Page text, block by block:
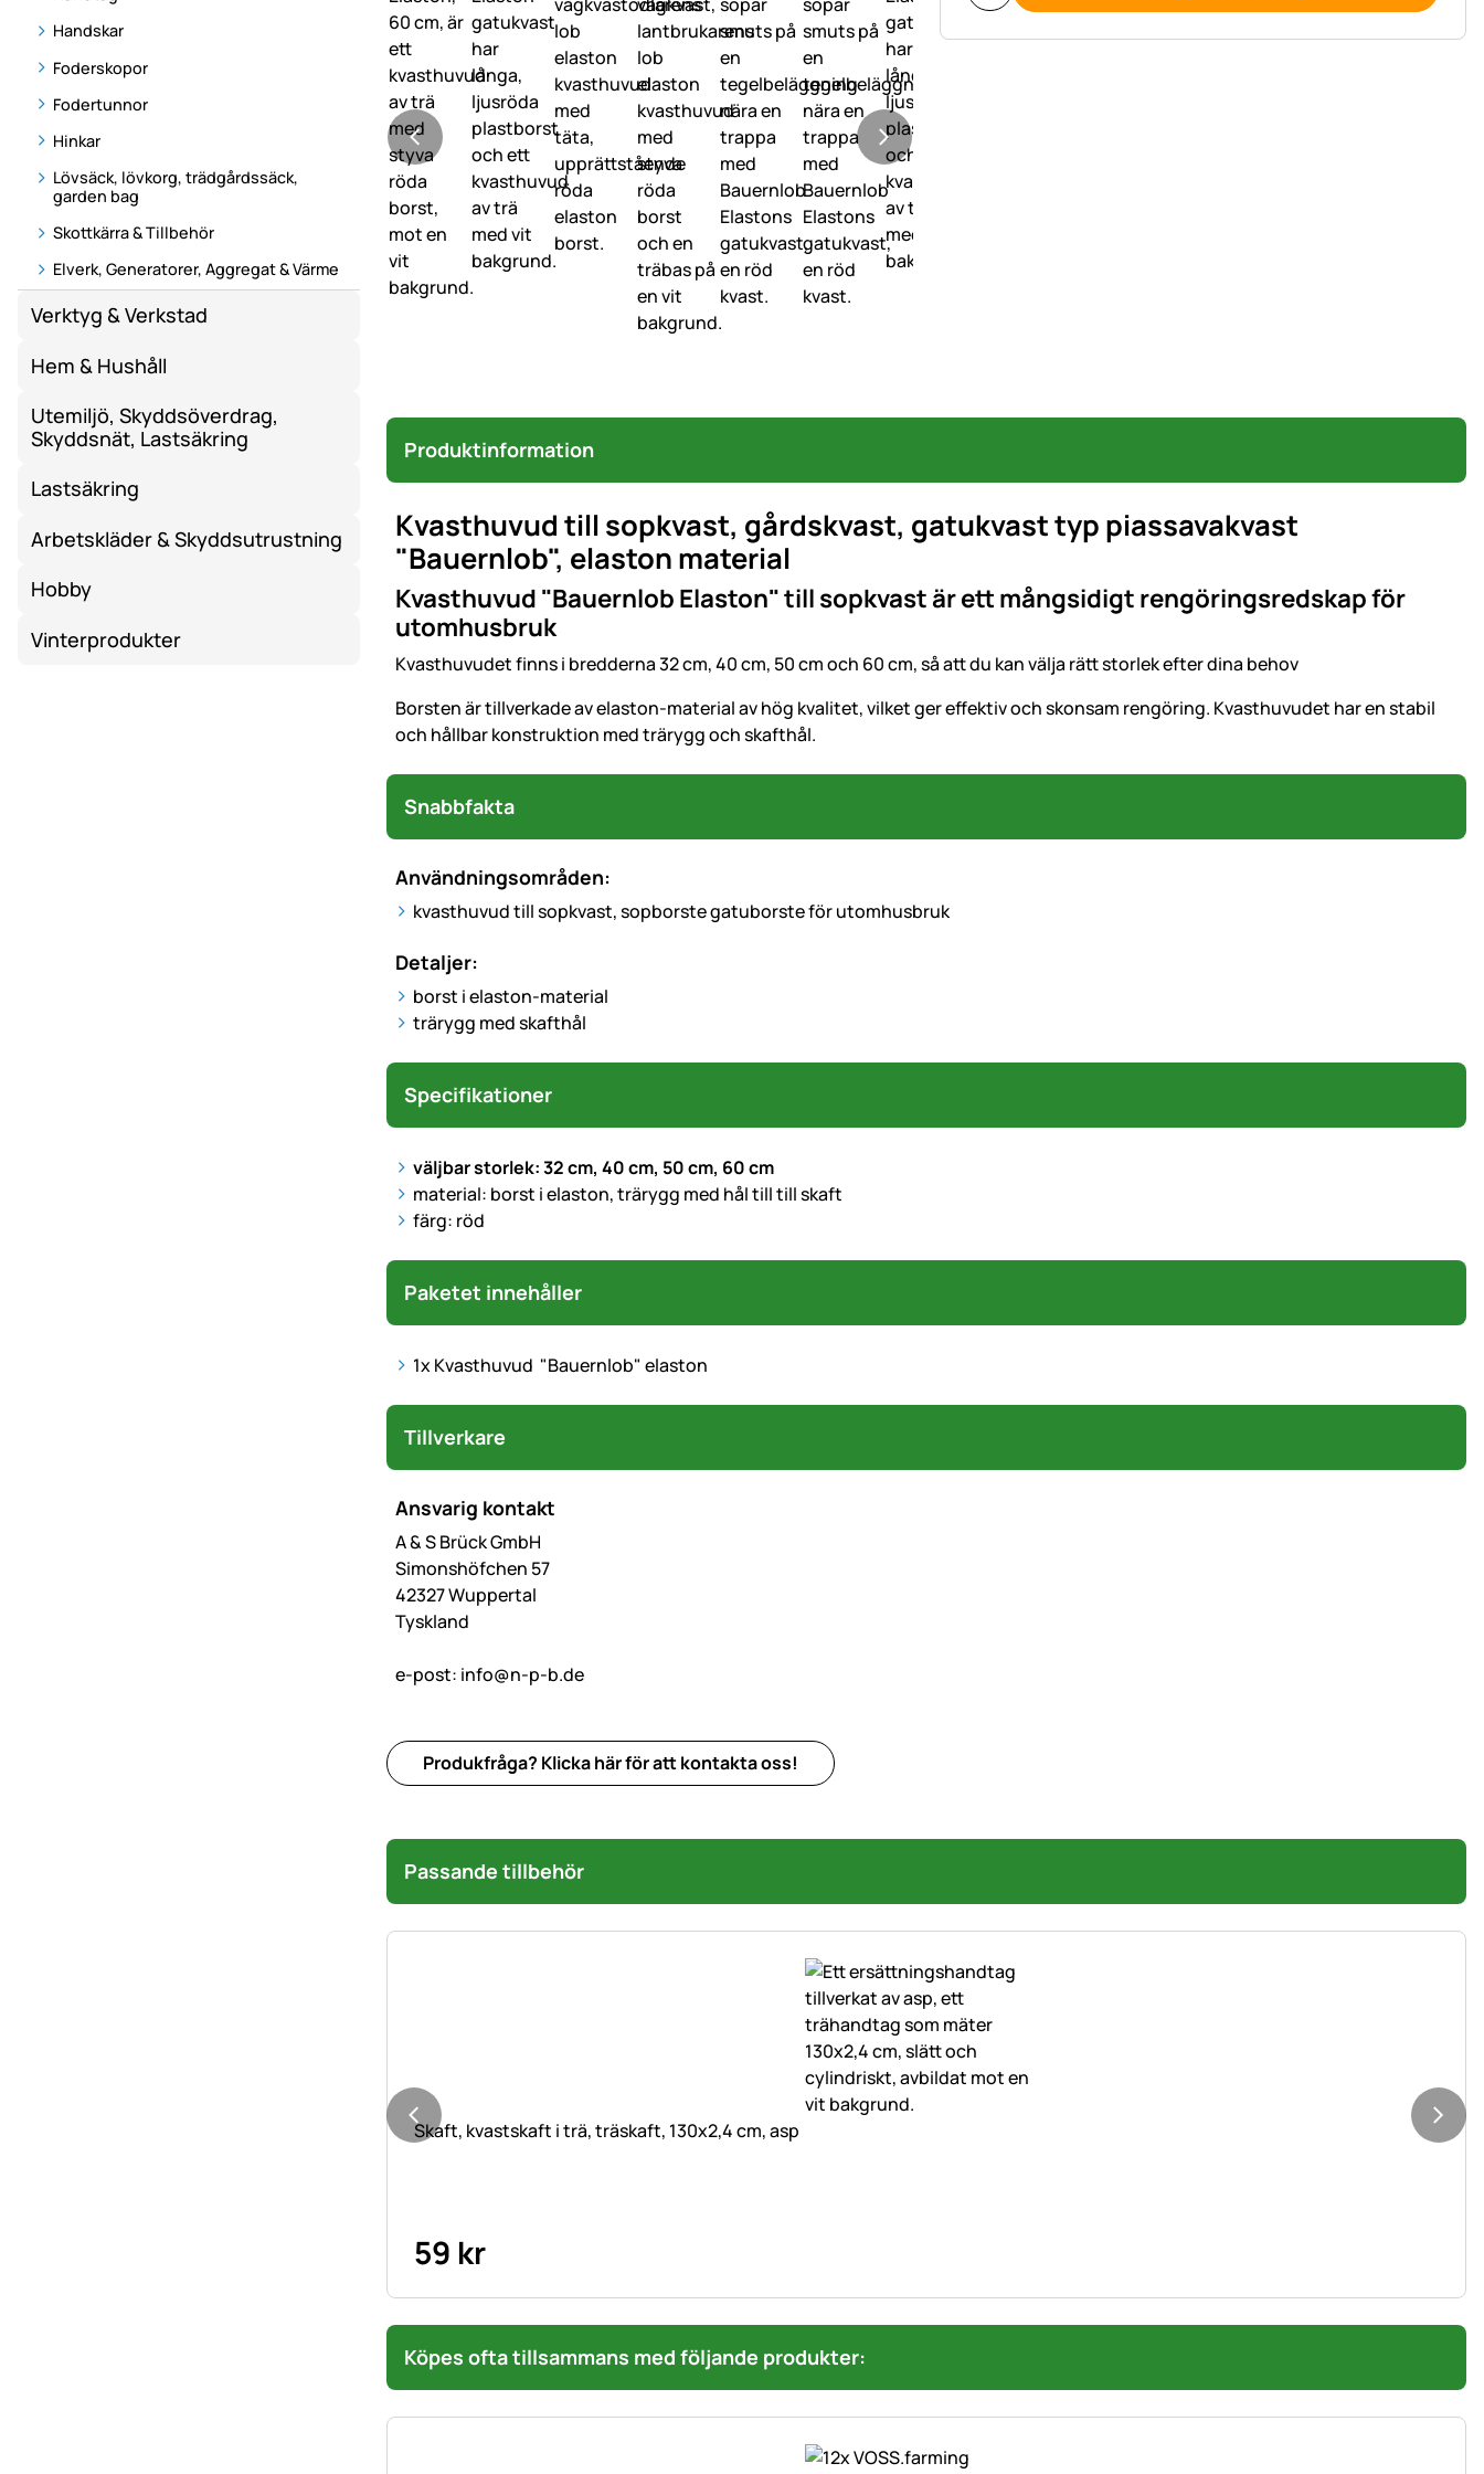
Handskar
Foderskopor
Fodertunnor
Hinkar
Lövsäck, lövkorg, trädgårdssäck,
garden bag
Skottkärra & Tillbehör
Elverk, Generatorer, Aggregat & Värme
Verktyg & Verkstad
Hem & Hushåll
Utemiljö, Skyddsöverdrag,
Skyddsnät, Lastsäkring
Lastsäkring
Arbetskläder & Skyddsutrustning
Hobby
Vinterprodukter
Produktinformation
Kvasthuvud till sopkvast, gårdskvast, gatukvast typ piassavakvast
"Bauernlob", elaston material
Kvasthuvud "Bauernlob Elaston" till sopkvast är ett mångsidigt rengöringsredskap för
utomhusbruk
Kvasthuvudet finns i bredderna 32 cm, 40 cm, 50 cm och 60 cm, så att du kan välja rätt storlek efter dina behov
Borsten är tillverkade av elaston-material av hög kvalitet, vilket ger effektiv och skonsam rengöring. Kvasthuvudet har en stabil
och hållbar konstruktion med trärygg och skafthål.
Snabbfakta
Användningsområden:
kvasthuvud till sopkvast, sopborste gatuborste för utomhusbruk
Detaljer:
borst i elaston-material
trärygg med skafthål
Specifikationer
väljbar storlek: 32 cm, 40 cm, 50 cm, 60 cm
material: borst i elaston, trärygg med hål till till skaft
färg: röd
Paketet innehåller
1x Kvasthuvud "Bauernlob" elaston
Tillverkare
Ansvarig kontakt
A & S Brück GmbH
Simonshöfchen 57
42327 Wuppertal
Tyskland
e-post: info@n-p-b.de
Produkfråga? Klicka här för att kontakta oss!
Passande tillbehör
Skaft, kvastskaft i trä, träskaft, 130x2,4 cm, asp
59 kr
Köpes ofta tillsammans med följande produkter: